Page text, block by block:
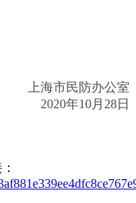
上海市民防办公室
2020年10月28日